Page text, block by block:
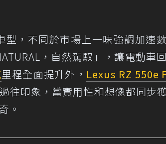
型，不同於市場上一味強調加速
，自然駕馭」，讓電動車
里程全面提升外， Lexus RZ 550e
往印象，當實用性和想像都同步
。